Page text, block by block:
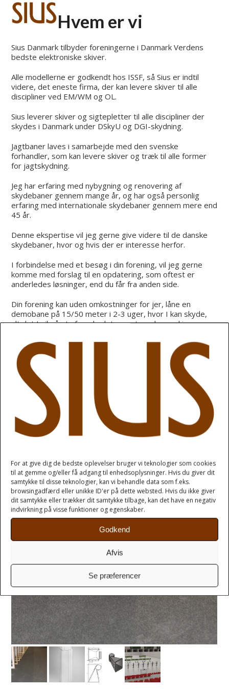
For at give dig de bedste oplevelser bruger vi teknologier som cookies
til at gemme og/eller få adgang til enhedsoplysninger. Hvis du giver dit
samtykke til disse teknologier, kan vi behandle data som f.eks.
browsingadfærd eller unikke ID'er på dette websted. Hvis du ikke giver
dit samtykke eller trækker dit samtykke tilbage, kan det have en negativ
indvirkning på visse funktioner og egenskaber.
Godkend
Afvis
Se præferencer
Skip
content
Open
mobile
Close
mobile
Hvem er vi
Sius Danmark tilbyder foreningerne i Danmark Verdens
bedste elektroniske skiver.
Alle modellerne er godkendt hos ISSF, så Sius er indtil
videre, det eneste firma, der kan levere skiver til alle
discipliner ved EM/WM og OL.
Sius leverer skiver og sigtepletter til alle discipliner der
skydes i Danmark under DSkyU og DGI-skydning.
Jagtbaner laves i samarbejde med den svenske
forhandler, som kan levere skiver og træk til alle former
for jagtskydning.
Jeg har erfaring med nybygning og renovering af
skydebaner gennem mange år, og har også personlig
erfaring med internationale skydebaner gennem mere end
45 år.
Denne ekspertise vil jeg gerne give videre til de danske
skydebaner, hvor og hvis der er interesse herfor.
I forbindelse med et besøg i din forening, vil jeg gerne
komme med forslag til en opdatering, som oftest er
anderledes løsninger, end du får fra anden side.
Din forening kan uden omkostninger for jer, låne en
demobane på 15/50 meter i 2-3 uger, hvor I kan skyde,
alt det I vil på et af markedets mest moderne skiver.
Via internettet vil der være mulighed for support, hvis der
skulle opstå problemer, som du/I ikke selv kan løse.